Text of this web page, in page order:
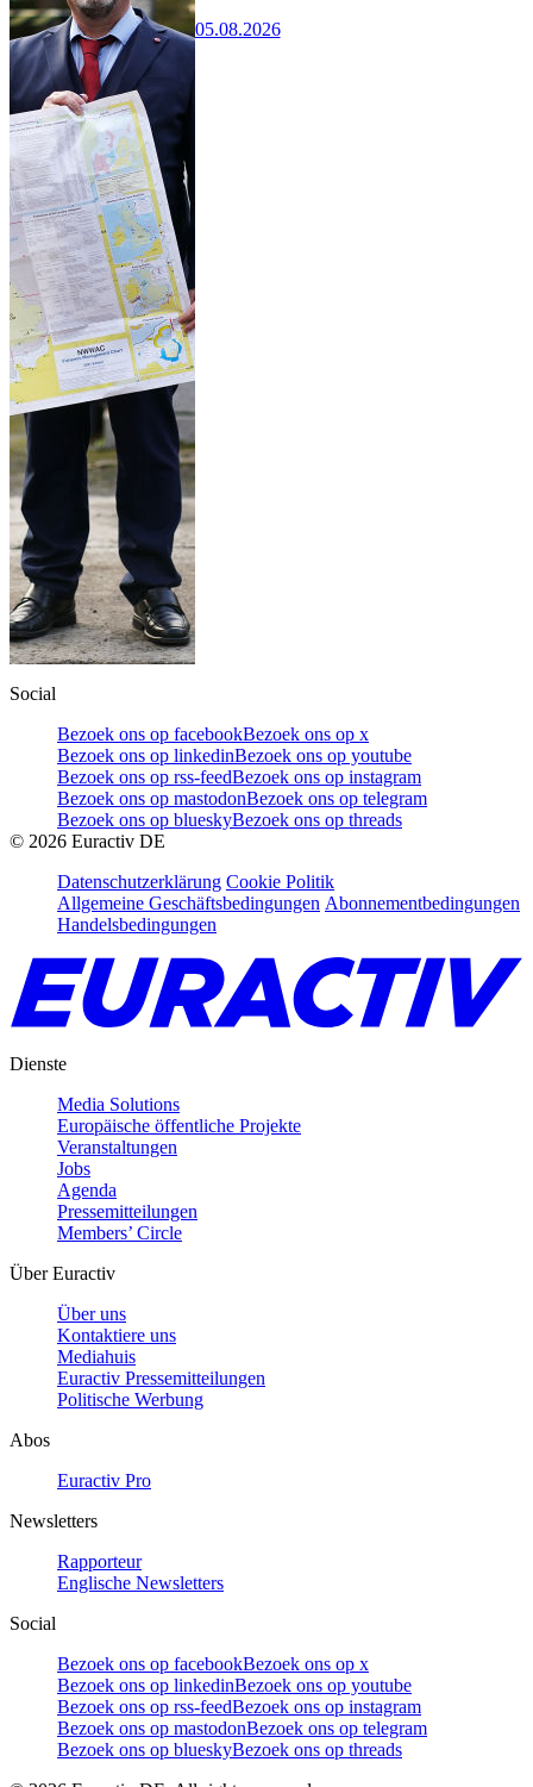
05.08.2026
Social
Bezoek ons op facebookBezoek ons op x
Bezoek ons op linkedinBezoek ons op youtube
Bezoek ons op rss-feedBezoek ons op instagram
Bezoek ons op mastodonBezoek ons op telegram
Bezoek ons op blueskyBezoek ons op threads
© 2026 Euractiv DE
Datenschutzerklärung Cookie Politik
Allgemeine Geschäftsbedingungen Abonnementbedingungen
Handelsbedingungen
Dienste
Media Solutions
Europäische öffentliche Projekte
Veranstaltungen
Jobs
Agenda
Pressemitteilungen
Members’ Circle
Über Euractiv
Über uns
Kontaktiere uns
Mediahuis
Euractiv Pressemitteilungen
Politische Werbung
Abos
Euractiv Pro
Newsletters
Rapporteur
Englische Newsletters
Social
Bezoek ons op facebookBezoek ons op x
Bezoek ons op linkedinBezoek ons op youtube
Bezoek ons op rss-feedBezoek ons op instagram
Bezoek ons op mastodonBezoek ons op telegram
Bezoek ons op blueskyBezoek ons op threads